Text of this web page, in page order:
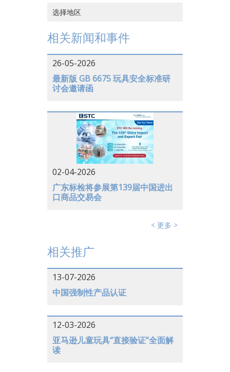
选择地区
中国香港
越南
日本
相关新闻和事件
26-05-2026
最新版 GB 6675 玩具安全标准研
讨会邀请函
02-04-2026
广东标检将参展第139届中国进出
口商品交易会
< 更多 >
相关推广
13-07-2026
中国强制性产品认证
12-03-2026
亚马逊儿童玩具“直接验证”全面解
读